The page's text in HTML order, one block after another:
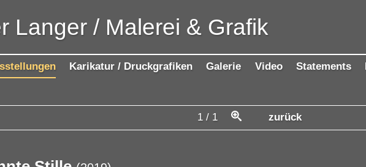
Langer / Malerei & Grafik
Karikatur / Druckgrafiken Galerie Video Statements
1/ 1 zurück